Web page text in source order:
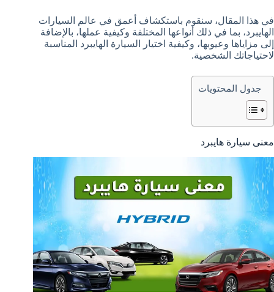
في هذا المقال، سنقوم باستكشاف أعمق في عالم السيارات
الهايبرد، بما في ذلك أنواعها المختلفة وكيفية عملها، بالإضافة
إلى مزاياها وعيوبها، وكيفية اختيار السيارة الهايبرد المناسبة
لاحتياجاتك الشخصية.
جدول المحتويات
معنى سيارة هايبرد